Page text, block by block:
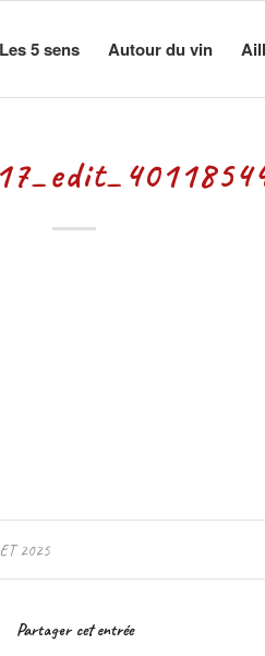
Les 5 sens Autour du vin
2025
Partager cet entrée